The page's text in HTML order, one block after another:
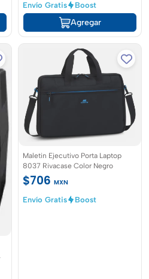
Envío Gratis
Boost
Agregar
Maletin Ejecutivo Porta Laptop
8037 Rivacase Color Negro
$706 MXN
Envío Gratis
Boost